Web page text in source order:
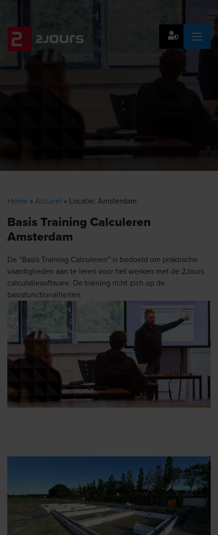
Home » Actueel » Locatie: Amsterdam
Basis Training Calculeren
Amsterdam
De “Basis Training Calculeren” is bedoeld om praktische
vaardigheden aan te leren voor het werken met de 2Jours
calculatiesoftware. De training richt zich op de
basisfunctionaliteiten.